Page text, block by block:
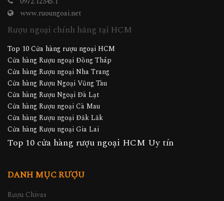
www.ruoungoai.net
Rượu ngoại chính hãng tại HCM
Top 10 Cửa hàng rượu ngoại HCM
Cửa hàng Rượu ngoại Đồng Tháp
Cửa hàng Rượu ngoại Nha Trang
Cửa hàng Rượu Ngoại Vũng Tàu
Cửa hàng Rượu Ngoại Đà Lạt
Cửa hàng Rượu ngoại Cà Mau
Cửa hàng Rượu ngoại Đăk Lăk
Cửa hàng Rượu ngoại Gia Lai
Top 10 cửa hàng rượu ngoại HCM Uy tín
DANH MỤC RƯỢU
Rượu Chivas